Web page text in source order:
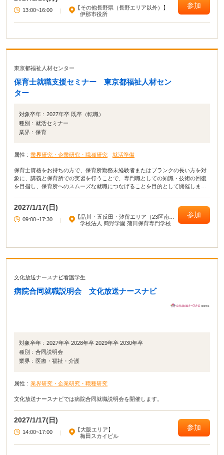
13:00~16:00
【その他長野県（長野エリア以外）】
伊那市役所
参加
東京都福祉人材センター
保育士就職支援セミナー 東京都福祉人材セン
ター
対象卒年 : 2027年卒 既卒（転職）
種別 : 就活セミナー
業界 : 保育
属性 : 業界研究・企業研究・職種研究 就活準備
保育士資格をお持ちの方で、保育所勤務未経験者またはブランクの長い方を対
象に、講義と保育所での実習を行うことで、専門職としての知識・技術の回復
を目指し、保育所へのスムーズな就職につなげることを目的として開催しま
2027/1/17(日)
09:00~17:30
【品川・五反田・汐留エリア（23区南
部）】
学校法人 簡野学園 蒲田保育専門学校
参加
文化放送ナースナビ看護学生
病院合同就職説明会 文化放送ナースナビ
対象卒年 : 2027年卒 2028年卒 2029年卒 2030年卒
種別 : 合同説明会
業界 :
医療・福祉・介護
属性 : 業界研究・企業研究・職種研究
文化放送ナースナビでは病院合同就職説明会を開催します。
2027/1/17(日)
14:00~17:00
【大阪エリア】
梅田スカイビル
参加